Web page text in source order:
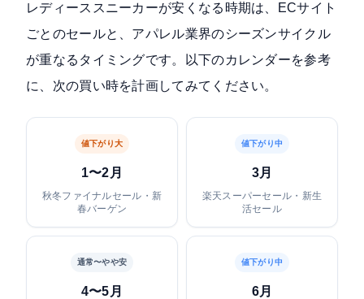
レディーススニーカーが安くなる時期は、ECサイト
ごとのセールと、アパレル業界のシーズンサイクル
が重なるタイミングです。以下のカレンダーを参考
に、次の買い時を計画してみてください。
値下がり大
1〜2月
秋冬ファイナルセール・新
春バーゲン
値下がり中
3月
楽天スーパーセール・新生
活セール
通常〜やや安
4〜5月
値下がり中
6月